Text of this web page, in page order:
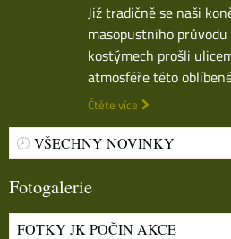
Již tradičně se naši
masopustního
kostýmech prošli
atmosféře této
Čtěte více
VŠECHNY NOVINKY
Fotogalerie
FOTKY JK POČIN AKCE